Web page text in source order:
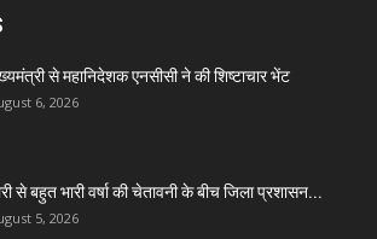
से महानिदेशक एनसीसी ने की शिष्टाचार भेंट
6, 2026
से बहुत भारी वर्षा की चेतावनी के बीच जिला प्रशासन...
5, 2026